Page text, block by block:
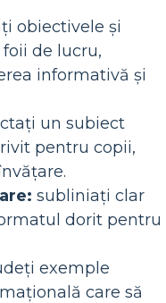
obiectivele și
de lucru,
informativă și
un subiect
pentru copii,
subliniați clar
dorit pentru
exemple
care să